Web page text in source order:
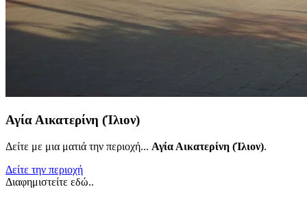
Αγία Αικατερίνη (Ίλιον)
Δείτε με μια ματιά την περιοχή... Αγία Αικατερίνη (Ίλιον).
Δείτε την περιοχή
Διαφημιστείτε εδώ..